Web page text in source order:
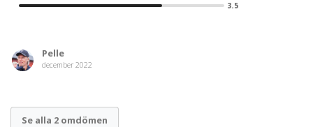
3.5
Pelle
december 2022
Se alla 2 omdömen